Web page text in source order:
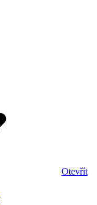
Otevřít